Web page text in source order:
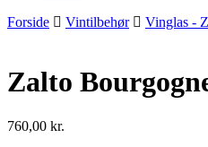
Forside
Vintilbehør Vinglas -
Zalto
760,00 kr.